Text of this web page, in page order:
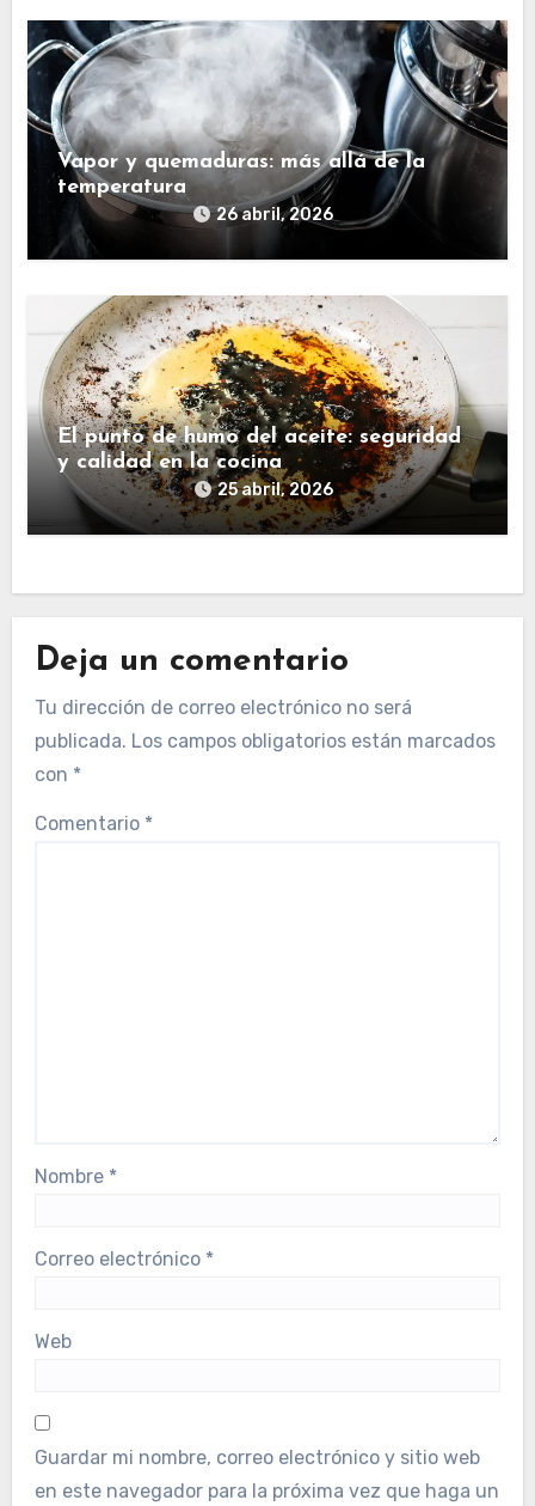
Vapor y quemaduras: más allá de la
temperatura
26 abril, 2026
El punto de humo del aceite: seguridad
y calidad en la cocina
25 abril, 2026
Deja un comentario
Tu dirección de correo electrónico no será
publicada. Los campos obligatorios están marcados
con *
Comentario *
Nombre *
Correo electrónico *
Web
Guardar mi nombre, correo electrónico y sitio web
en este navegador para la próxima vez que haga un